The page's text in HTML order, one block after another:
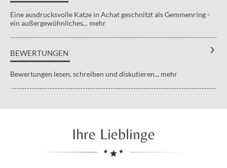
Eine ausdrucksvolle Katze in Achat geschnitzt als Gemmenring -
ein außergewöhnliches... mehr
BEWERTUNGEN
Bewertungen lesen, schreiben und diskutieren... mehr
Ihre Lieblinge